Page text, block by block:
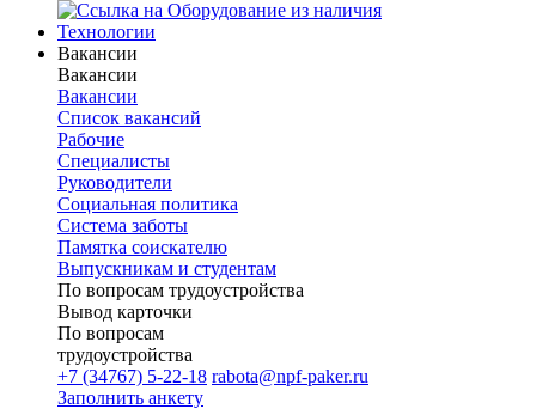
Технологии
Вакансии
Вакансии
Вакансии
Список вакансий
Рабочие
Специалисты
Руководители
Cоциальная политика
Система заботы
Памятка соискателю
Выпускникам и студентам
По вопросам трудоустройства
Вывод карточки
По вопросам
трудоустройства
+7 (34767) 5-22-18 rabota@npf-paker.ru
Заполнить анкету